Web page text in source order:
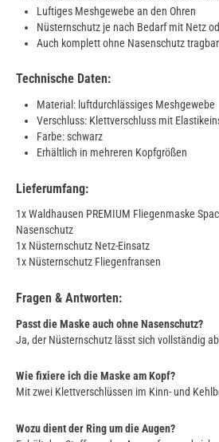
Luftiges Meshgewebe an den Ohren
Nüsternschutz je nach Bedarf mit Netz
Auch komplett ohne Nasenschutz tragbar
Technische Daten:
Material: luftdurchlässiges Meshgewebe
Verschluss: Klettverschluss mit
Farbe: schwarz
Erhältlich in mehreren Kopfgrößen
Lieferumfang:
1x Waldhausen PREMIUM Fliegenmaske
Nasenschutz
1x Nüsternschutz Netz-Einsatz
1x Nüsternschutz Fliegenfransen
Fragen & Antworten:
Passt die Maske auch ohne Nasenschutz?
Ja, der Nüsternschutz lässt sich vollständig
Wie fixiere ich die Maske am Kopf?
Mit zwei Klettverschlüssen im Kinn- und
Wozu dient der Ring um die Augen?